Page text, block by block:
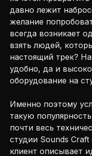
давно лежит
желание
всегда возникает
взять людей,
настоящий трек?
удобно, да и
оборудование на
Именно поэтому
такую
почти весь
студии Sounds
клиент описывает